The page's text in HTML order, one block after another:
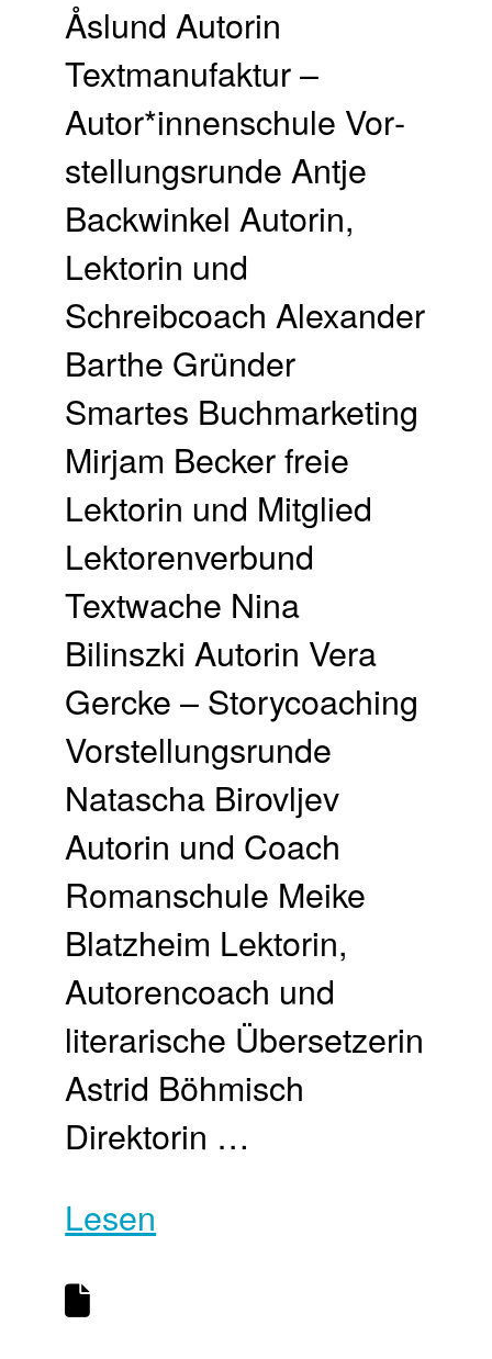
Åslund Autorin
Textmanufaktur –
Autor*innenschule Vor­
stellungs­runde Antje
Backwinkel Autorin,
Lektorin und
Schreibcoach Alexander
Barthe Gründer
Smartes Buchmarketing
Mirjam Becker freie
Lektorin und Mitglied
Lektorenverbund
Textwache Nina
Bilinszki Autorin Vera
Gercke – Storycoaching
Vorstellungsrunde
Natascha Birovljev
Autorin und Coach
Romanschule Meike
Blatzheim Lektorin,
Autorencoach und
literarische Übersetzerin
Astrid Böhmisch
Direktorin …
Lesen